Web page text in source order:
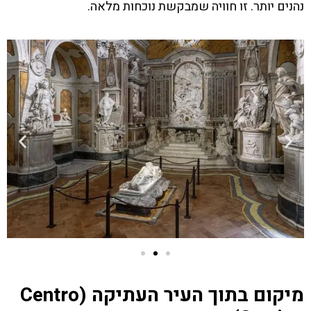
נהנים יותר. זו חוויה שמבקשת נוכחות מלאה.
מיקום בתוך העיר העתיקה (Centro